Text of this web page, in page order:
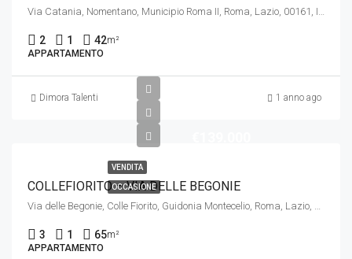
Via Catania, Nomentano, Municipio Roma II, Roma, Lazio, 00161, Italia
2 1 42m²
APPARTAMENTO
Dimora Talenti 1 anno ago
VENDITA
OCCASIONE
COLLEFIORITO – VIA DELLE BEGONIE
Via delle Begonie, Colle Fiorito, Guidonia Montecelio, Roma, Lazio, 00012, Italia
3 1 65m²
APPARTAMENTO